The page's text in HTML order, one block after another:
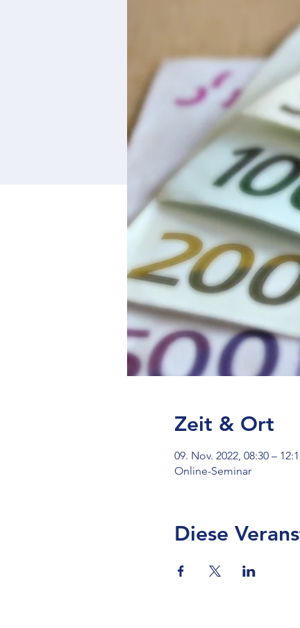
Zeit & Ort
09. Nov. 2022, 08:30 –
Online-Seminar
Diese